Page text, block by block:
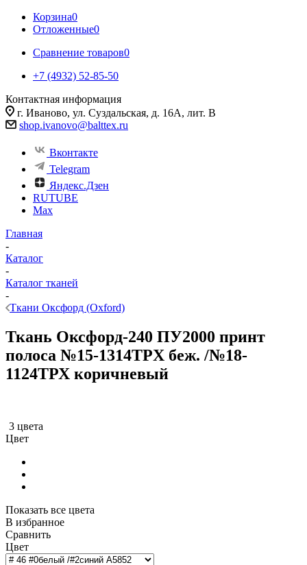
Корзина0
Отложенные0
Сравнение товаров0
+7 (4932) 52-85-50
Контактная информация
г. Иваново, ул. Суздальская, д. 16А, лит. В
shop.ivanovo@balttex.ru
Вконтакте
Telegram
Яндекс.Дзен
RUTUBE
Max
Главная
-
Каталог
-
Каталог тканей
-
Ткани Оксфорд (Oxford)
Ткань Оксфорд-240 ПУ2000 принт
полоса №15-1314TPX беж. /№18-
1124ТРХ коричневый
3 цвета
Цвет
Показать все цвета
В избранное
Сравнить
Цвет